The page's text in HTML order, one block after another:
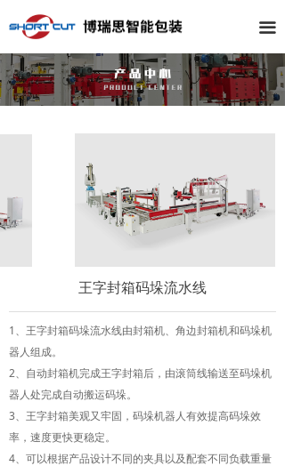
끀
王字封箱码垛流水线
1、王字封箱码垛流水线由封箱机、角边封箱机和码垛机
器人组成。
2、自动封箱机完成王字封箱后，由滚筒线输送至码垛机
器人处完成自动搬运码垛。
3、王字封箱美观又牢固，码垛机器人有效提高码垛效
率，速度更快更稳定。
4、可以根据产品设计不同的夹具以及配套不同负载重量